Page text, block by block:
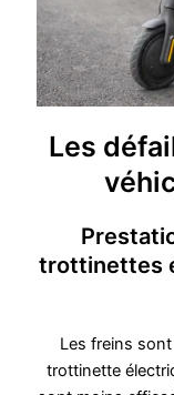
Les
trottinettes
Les freins
trottinette